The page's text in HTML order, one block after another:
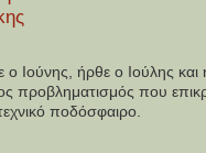
Ιούνης, ήρθε ο Ιούλης και
προβληματισμός που
ποδόσφαιρο.